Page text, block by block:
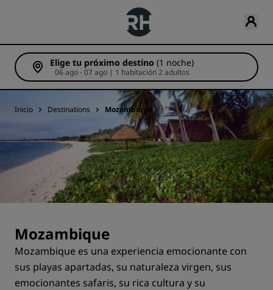
Elige tu próximo destino (1 noche)
06 ago - 07 ago | 1 habitación 2 adultos
Inicio Destinations Mozambique
Mozambique
Mozambique es una experiencia emocionante con
sus playas apartadas, su naturaleza virgen, sus
emocionantes safaris, su rica cultura y su